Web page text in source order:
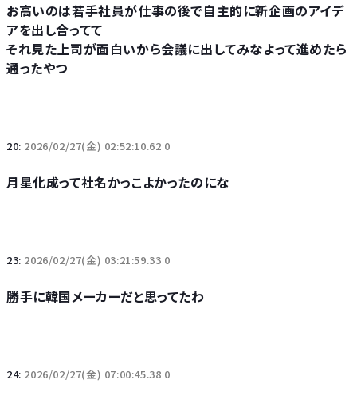
お高いのは若手社員が仕事の後で自主的に新企画のアイデ
アを出し合ってて
それ見た上司が面白いから会議に出してみなよって進めたら
通ったやつ
20: 2026/02/27(金) 02:52:10.62 0
月星化成って社名かっこよかったのにな
23: 2026/02/27(金) 03:21:59.33 0
勝手に韓国メーカーだと思ってたわ
24: 2026/02/27(金) 07:00:45.38 0